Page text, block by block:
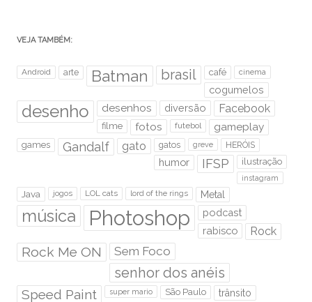
VEJA TAMBÉM:
Android arte Batman brasil café cinema
cogumelos
desenho desenhos diversão Facebook
filme fotos futebol gameplay
games Gandalf gato gatos greve HERÓIS
humor IFSP ilustração
instagram
Java jogos LOL cats lord of the rings Metal
música Photoshop
podcast
rabisco
Rock
Rock Me ON Sem Foco
senhor dos anéis
Speed Paint super mario São Paulo trânsito